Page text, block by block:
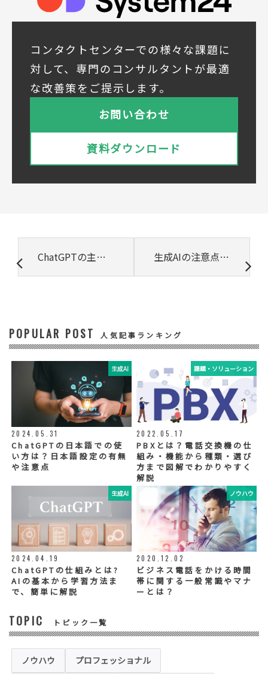
アドレス
当社は下記会社との間で、お客様の個人情報
を次のとおり共同して利用いたします。
① 共同利用する者の範囲
株式会社ベルシステム24ホールディングス
プライバシーポリシーはこちらをご覧ください
株式会社ベルシステム24
株式会社ベルシステム24のプライバシーポリ
シーはこちらをご覧ください
③ 共同して利用する者の利用目的
応するため
④ 個人データの管理について責任を有する者
リードプラス株式会社
⑤ 取得方法
当社ウェブサイトへの入力
◆個人情報の外部委託
利用目的の範囲内で、お客様の個人情報を当
社グループ会社や委託業者が使用することが
ございます。個人情報を委託する場合は、当
社が規定する基準を満たす委託業者を選定
し、適切な取扱いが行われるよう管理・監督
◆個人情報の提示の任意性
お問い合わせ内容、お申込み内容について
は、電話や電子メールでご回答・ご連絡をさ
せていただきますので、必須項目についてご
記入をお願いいたします。
個人情報の記入（ウェブサイトへの入力を含
む）は任意ですが、「必須入力項目」に正し
くご記入いただけない場合は、商品・サービ
ス等を適切にご提供できない場合がございま
す。
◆セキュリティについて
当社運営のホームページ（以下、「本ホーム
ページ」といいます。）では、お客様の個人
情報保護のため、お問い合わせ、お申込み等
でご提供いただく個人情報は「SSL（Secure
コンタクトセンターでの様々な課題に
対して、専門のコンサルタントが最適
な改善策をご提示します。
お問い合わせ
資料ダウンロード
ChatGPTの主なモデルとは？ できることや活用事例も簡単に説明 生成AIの注意点とリスク対策：安全な活用のための完全ガイド（2025年最新版）
POPULAR POST 人気記事ランキング
生成AI
2024.05.31
ChatGPTの日本語での使
い方は？日本語設定の有無
や注意点
課題・ソリューション
2022.05.17
PBXとは？電話交換機の仕
組み・機能から種類・選び
方まで図解でわかりやすく
解説
生成AI
2024.04.19
ChatGPTの仕組みとは?
AIの基本から学習方法ま
で、簡単に解説
ノウハウ
2020.12.02
ビジネス電話をかける時間
帯に関する一般常識やマナ
ーとは？
TOPIC トピック一覧
ノウハウ プロフェッショナル